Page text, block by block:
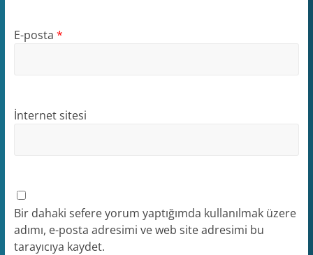
E-posta *
İnternet sitesi
Bir dahaki sefere yorum yaptığımda kullanılmak üzere
adımı, e-posta adresimi ve web site adresimi bu
tarayıcıya kaydet.